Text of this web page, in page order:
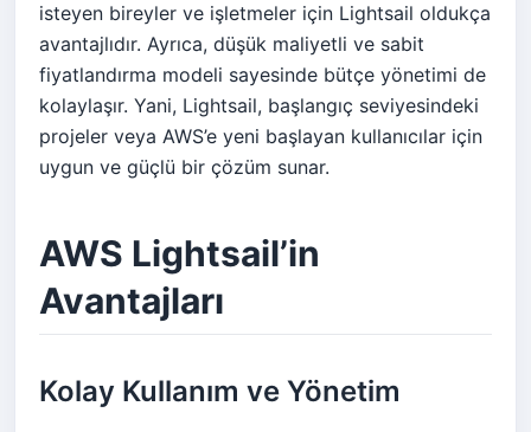
isteyen bireyler ve işletmeler için Lightsail oldukça
avantajlıdır. Ayrıca, düşük maliyetli ve sabit
fiyatlandırma modeli sayesinde bütçe yönetimi de
kolaylaşır. Yani, Lightsail, başlangıç seviyesindeki
projeler veya AWS’e yeni başlayan kullanıcılar için
uygun ve güçlü bir çözüm sunar.
AWS Lightsail’in
Avantajları
Kolay Kullanım ve Yönetim